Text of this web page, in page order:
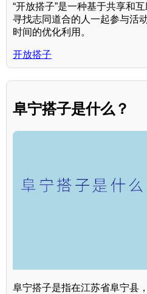
“开放搭子”是一种基于共享和
寻找志同道合的人一起参与活
时间的优化利用。
开放搭子
阜宁搭子是什么？
阜宁搭子是指在江苏省阜宁县